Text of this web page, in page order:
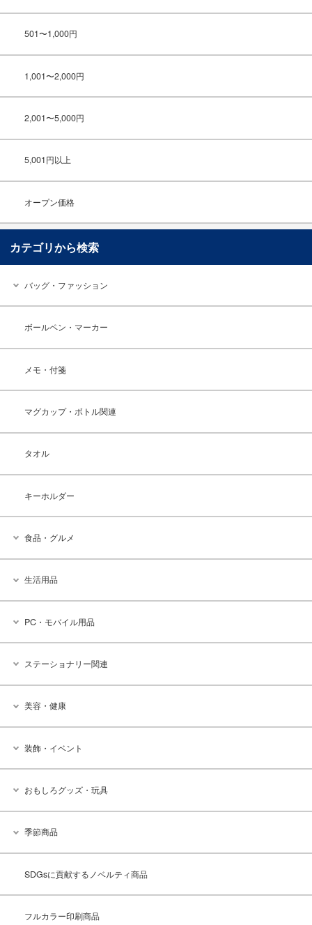
501〜1,000円
1,001〜2,000円
2,001〜5,000円
5,001円以上
オープン価格
カテゴリから検索
バッグ・ファッション
ボールペン・マーカー
メモ・付箋
マグカップ・ボトル関連
タオル
キーホルダー
食品・グルメ
生活用品
PC・モバイル用品
ステーショナリー関連
美容・健康
装飾・イベント
おもしろグッズ・玩具
季節商品
SDGsに貢献するノベルティ商品
フルカラー印刷商品